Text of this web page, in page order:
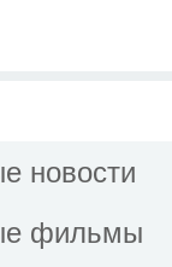
новости
фильмы